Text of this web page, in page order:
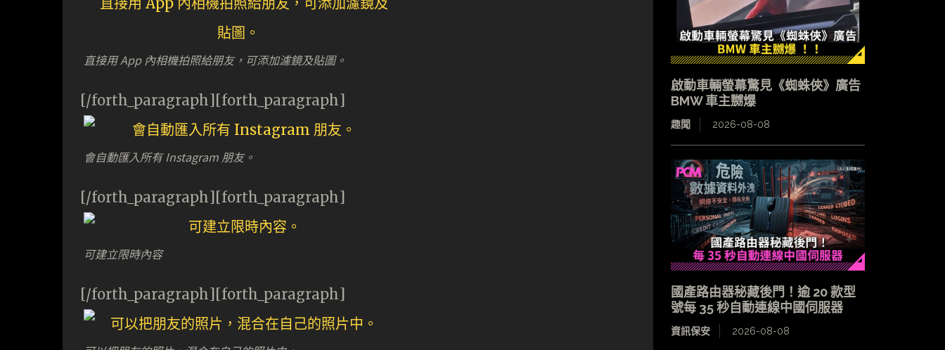
直接用 App 內相機拍照給朋友，可添加濾鏡及貼圖。
[/forth_paragraph][forth_paragraph]
會自動匯入所有 Instagram 朋友。
[/forth_paragraph][forth_paragraph]
可建立限時內容
[/forth_paragraph][forth_paragraph]
啟動車輛螢幕驚見《蜘蛛俠》廣告
BMW 車主嬲爆
趣聞 2026-08-08
國產路由器秘藏後門！逾 20 款型
號每 35 秒自動連線中國伺服器
資訊保安 2026-08-08